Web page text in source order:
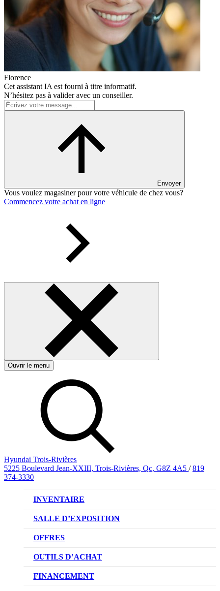
Florence
Cet assistant IA est fourni à titre informatif.
N’hésitez pas à valider avec un conseiller.
Envoyer
Vous voulez magasiner pour votre véhicule de chez vous?
Commencez votre achat en ligne
Ouvrir le menu
Hyundai Trois-Rivières
5225 Boulevard Jean-XXIII, Trois-Rivières, Qc, G8Z 4A5 / 819
374-3330
INVENTAIRE
VÉHICULES NEUFS
VÉHICULES D’OCCASION
SALLE D’EXPOSITION
OFFRES
OFFRE DE VÉHICULES NEUFS
OFFRES DU CONCESSIONNAIRE
OUTILS D’ACHAT
CL!QUEZ ET ACHETEZ HYUNDAI
FINANCEMENT